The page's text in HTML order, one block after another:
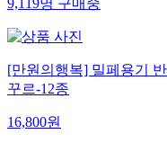
9,119명구매중
[만원의행복] 밀페용기
꾸르-12종
16,800원